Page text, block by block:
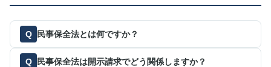
民事保全法とは何ですか？
民事保全法は開示請求でどう関係しますか？